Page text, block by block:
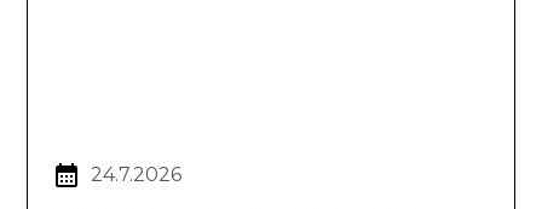
24.7.2026